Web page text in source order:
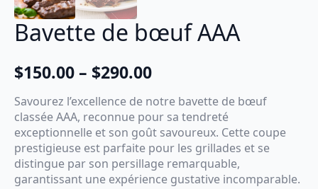
Bavette de bœuf AAA
$150.00 – $290.00
Plage
de
prix :
$150.00
à
$290.00
Savourez l’excellence de notre bavette de bœuf
classée AAA, reconnue pour sa tendreté
exceptionnelle et son goût savoureux. Cette coupe
prestigieuse est parfaite pour les grillades et se
distingue par son persillage remarquable,
garantissant une expérience gustative incomparable.